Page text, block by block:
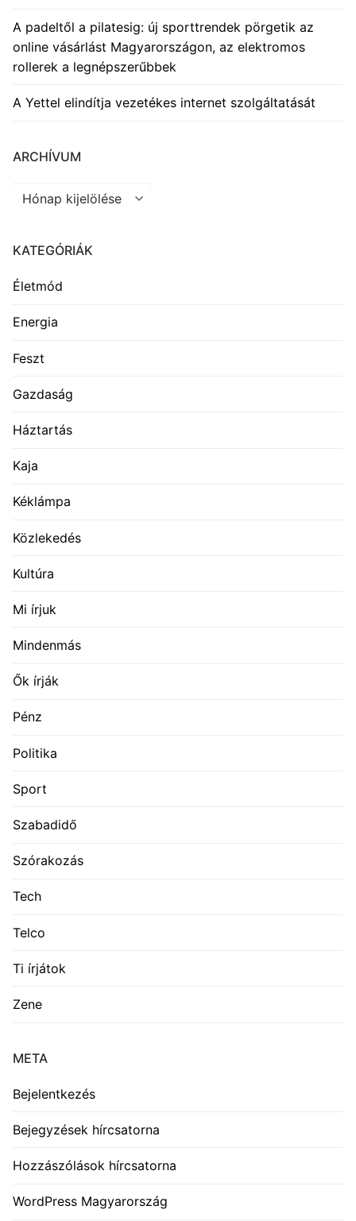
A padeltől a pilatesig: új sporttrendek pörgetik az
online vásárlást Magyarországon, az elektromos
rollerek a legnépszerűbbek
A Yettel elindítja vezetékes internet szolgáltatását
ARCHÍVUM
Archívum
KATEGÓRIÁK
Életmód
Energia
Feszt
Gazdaság
Háztartás
Kaja
Kéklámpa
Közlekedés
Kultúra
Mi írjuk
Mindenmás
Ők írják
Pénz
Politika
Sport
Szabadidő
Szórakozás
Tech
Telco
Ti írjátok
Zene
META
Bejelentkezés
Bejegyzések hírcsatorna
Hozzászólások hírcsatorna
WordPress Magyarország